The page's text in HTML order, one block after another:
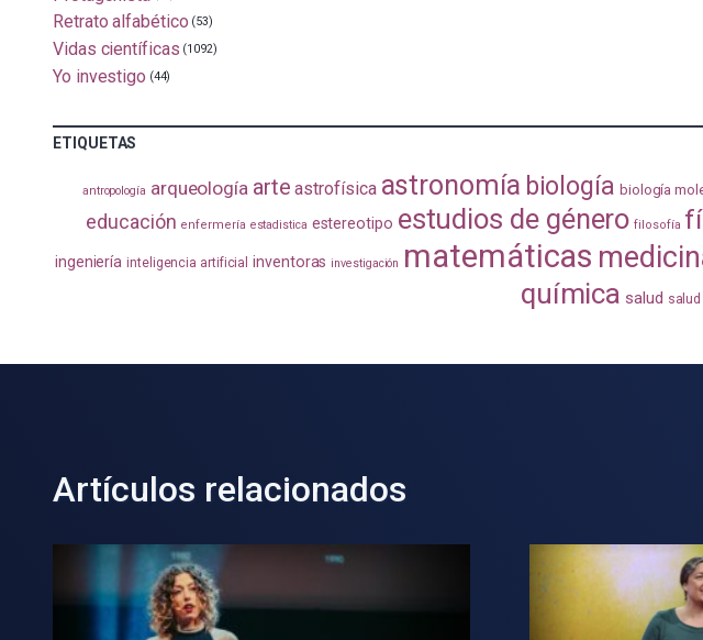
Retrato alfabético (53)
Vidas científicas (1092)
Yo investigo (44)
ETIQUETAS
antropología arqueología arte astrofísica astronomía biología biología
educación enfermería estadistica estereotipo estudios de género filosofía
ingeniería inteligencia artificial inventoras investigación matemáticas
química salud
Artículos relacionados